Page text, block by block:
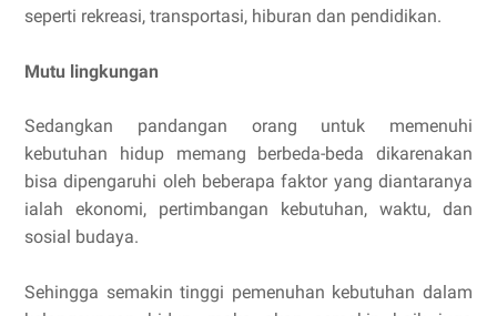
seperti rekreasi, transportasi, hiburan dan pendidikan.
Mutu lingkungan
Sedangkan pandangan orang untuk memenuhi
kebutuhan hidup memang berbeda-beda dikarenakan
bisa dipengaruhi oleh beberapa faktor yang diantaranya
ialah ekonomi, pertimbangan kebutuhan, waktu, dan
sosial budaya.
Sehingga semakin tinggi pemenuhan kebutuhan dalam